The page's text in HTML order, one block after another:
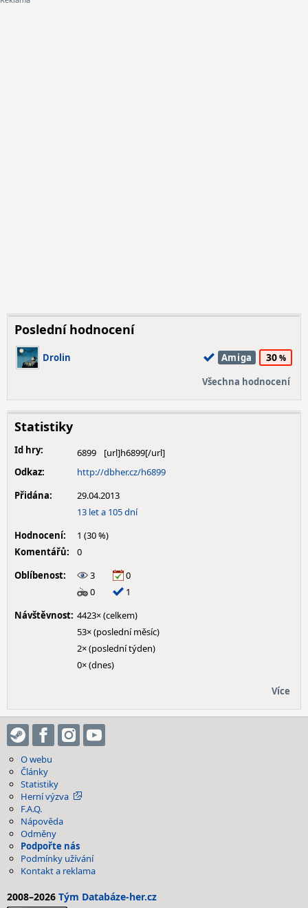
Poslední hodnocení
Drolin Amiga 30
Všechna hodnocení
Statistiky
Id hry:
6899
Odkaz:
http://dbher.cz/h6899
Přidána:
29.04.2013
13 let a 105 dní
Hodnocení:
1 (30 %)
Komentářů:
0
Oblíbenost:
3
0
0
1
Návštěvnost: 4423× (celkem)
53× (poslední měsíc)
2× (poslední týden)
0× (dnes)
Více
O webu
Články
Statistiky
Herní výzva
F.A.Q.
Nápověda
Odměny
Podpořte nás
Podmínky užívání
Kontakt a reklama
2008–2026 Tým Databáze-her.cz